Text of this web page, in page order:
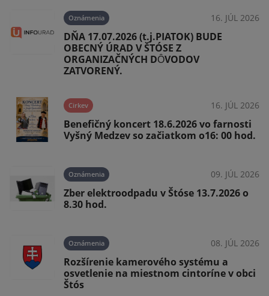
Oznámenia 16. JÚL 2026
DŇA 17.07.2026 (t.j.PIATOK) BUDE
OBECNÝ ÚRAD V ŠTÓSE Z
ORGANIZAČNÝCH DȎVODOV
ZATVORENÝ.
Cirkev 16. JÚL 2026
Benefičný koncert 18.6.2026 vo farnosti
Vyšný Medzev so začiatkom o16: 00 hod.
Oznámenia 09. JÚL 2026
Zber elektroodpadu v Štóse 13.7.2026 o
8.30 hod.
Oznámenia 08. JÚL 2026
Rozšírenie kamerového systému a
osvetlenie na miestnom cintoríne v obci
Štós